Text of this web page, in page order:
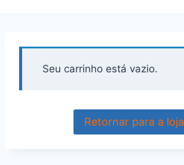
Seu carrinho está vazio.
Retornar para a loja